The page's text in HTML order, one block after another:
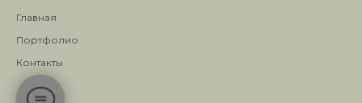
Главная
Портфолио
Контакты